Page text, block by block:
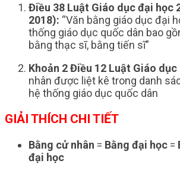
Điều 38 Luật Giáo dục đại học
2018): “Văn bằng giáo dục đại
thống giáo dục quốc dân bao
bằng thạc sĩ, bằng tiến sĩ”
Khoản 2 Điều 12 Luật Giáo dục
nhân được liệt kê trong danh
hệ thống giáo dục quốc dân
GIẢI THÍCH CHI TIẾT
Bằng cử nhân = Bằng đại học =
đại học